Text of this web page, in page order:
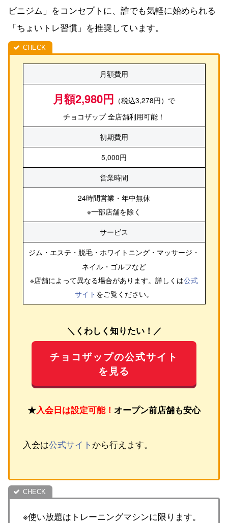
ビニジム」をコンセプトに、誰でも気軽に始められる
「ちょいトレ習慣」を推奨しています。
月額費用
月額2,980円 （税込3,278円）で
チョコザップ 全店舗利用可能！
初期費用
5,000円
営業時間
24時間営業・年中無休
※一部店舗を除く
サービス
ジム・エステ・脱毛・ホワイトニング・マッサージ・
ネイル・ゴルフなど
※店舗によって異なる場合があります。詳しくは公式
サイト をご覧ください。
＼くわしく知りたい！／
チョコザップの公式サイト
を見る
★入会日は設定可能！ オープン前店舗も安心
入会は公式サイト から行えます。
※使い放題はトレーニングマシンに限ります。